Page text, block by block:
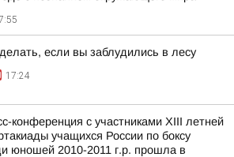
если вы заблудились в лесу
17:24
конференция с участниками XIII летней
учащихся России по боксу
юношей 2010-2011 г.р. прошла в